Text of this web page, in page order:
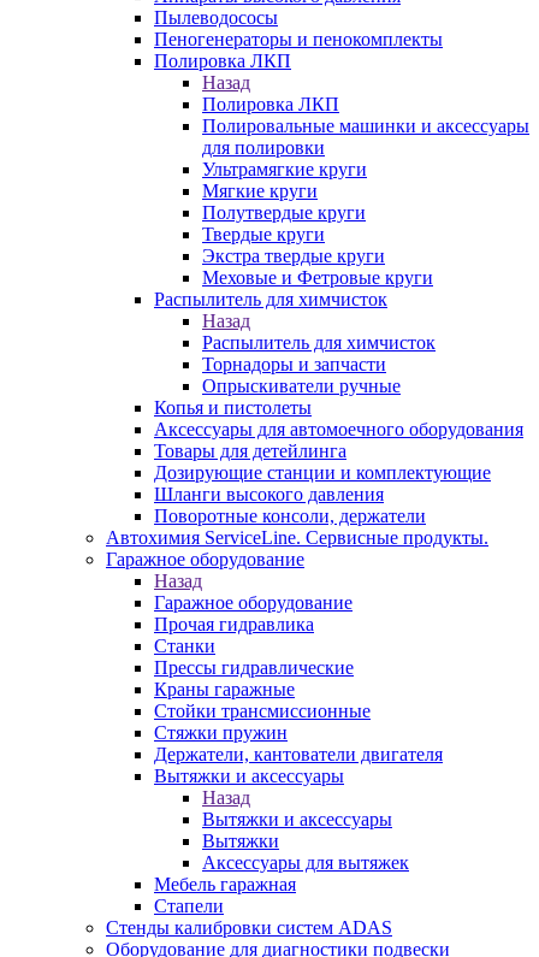
Пылеводососы
Пеногенераторы и пенокомплекты
Полировка ЛКП
Назад
Полировка ЛКП
Полировальные машинки и аксессуары
для полировки
Ультрамягкие круги
Мягкие круги
Полутвердые круги
Твердые круги
Экстра твердые круги
Меховые и Фетровые круги
Распылитель для химчисток
Назад
Распылитель для химчисток
Торнадоры и запчасти
Опрыскиватели ручные
Копья и пистолеты
Аксессуары для автомоечного оборудования
Товары для детейлинга
Дозирующие станции и комплектующие
Шланги высокого давления
Поворотные консоли, держатели
Автохимия ServiceLine. Сервисные продукты.
Гаражное оборудование
Назад
Гаражное оборудование
Прочая гидравлика
Станки
Прессы гидравлические
Краны гаражные
Стойки трансмиссионные
Стяжки пружин
Держатели, кантователи двигателя
Вытяжки и аксессуары
Назад
Вытяжки и аксессуары
Вытяжки
Аксессуары для вытяжек
Мебель гаражная
Стапели
Стенды калибровки систем ADAS
Оборудование для диагностики подвески